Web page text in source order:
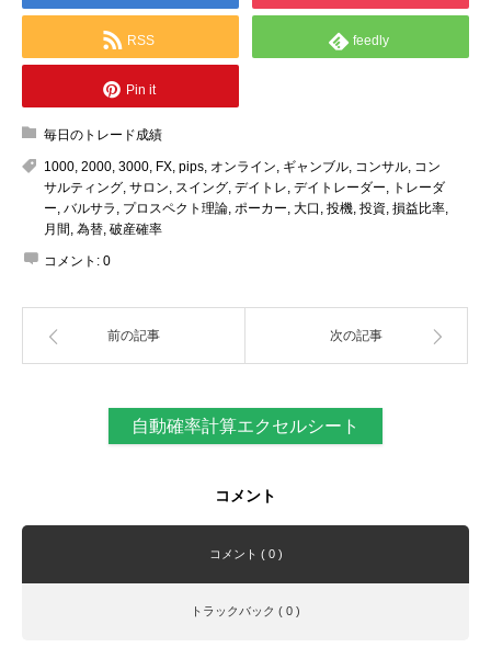
RSS feedly
Pin it
毎日のトレード成績
1000 2000 3000 FX pips オンライン ギャンブル コンサル コン
サルティング サロン スイング デイトレ デイトレーダー
トレーダ
ー バルサラ プロスペクト理論 ポーカー 大口 投機 投資 損益比率
月間 為替 破産確率
コメント: 0
前の記事 次の記事
自動確率計算エクセルシート
コメント
コメント ( 0 )
トラックバック ( 0 )